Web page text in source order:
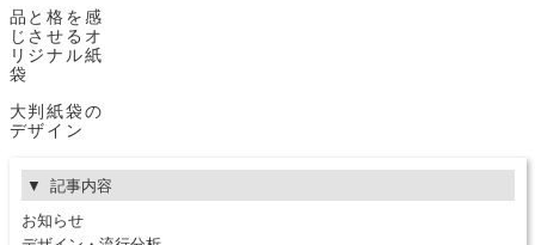
品と格を感
じさせるオ
リジナル紙
袋
大判紙袋の
デザイン
記事内容
お知らせ